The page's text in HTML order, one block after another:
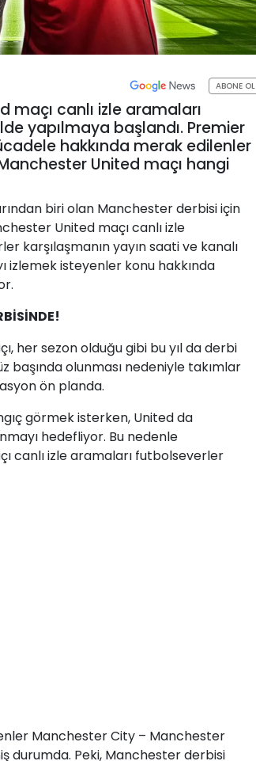
ABONE OL
canlı izle aramaları
yapılmaya başlandı. Premier
hakkında merak edilenler
United maçı hangi
biri olan Manchester derbisi için
United maçı canlı izle
karşılaşmanın yayın saati ve kanalı
izlemek isteyenler konu hakkında
her sezon olduğu gibi bu yıl da derbi
başında olunması nedeniyle takımlar
ön planda.
görmek isterken, United da
hedefliyor. Bu nedenle
canlı izle aramaları futbolseverler
Manchester City – Manchester
durumda. Peki, Manchester derbisi